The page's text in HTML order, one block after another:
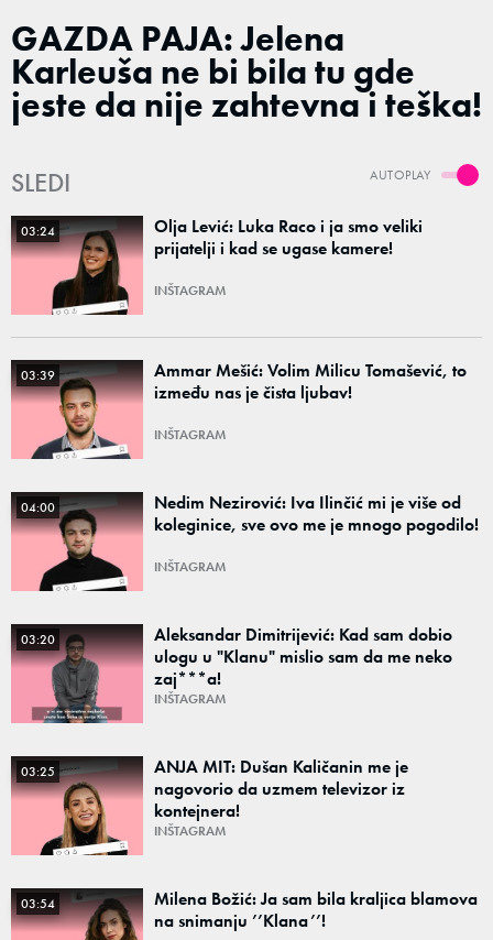
GAZDA PAJA: Jelena
Karleuša ne bi bila tu gde
jeste da nije zahtevna i teška!
AUTOPLAY
SLEDI
03:24
Olja Lević: Luka Raco i ja smo veliki
prijatelji i kad se ugase kamere!
INŠTAGRAM
03:39
Ammar Mešić: Volim Milicu Tomašević, to
između nas je čista ljubav!
INŠTAGRAM
04:00
Nedim Nezirović: Iva Ilinčić mi je više od
koleginice, sve ovo me je mnogo pogodilo!
INŠTAGRAM
03:20
Aleksandar Dimitrijević: Kad sam dobio
ulogu u "Klanu" mislio sam da me neko
zaj***a!
INŠTAGRAM
03:25
ANJA MIT: Dušan Kaličanin me je
nagovorio da uzmem televizor iz
kontejnera!
INŠTAGRAM
03:54
Milena Božić: Ja sam bila kraljica blamova
na snimanju ’’Klana’’!